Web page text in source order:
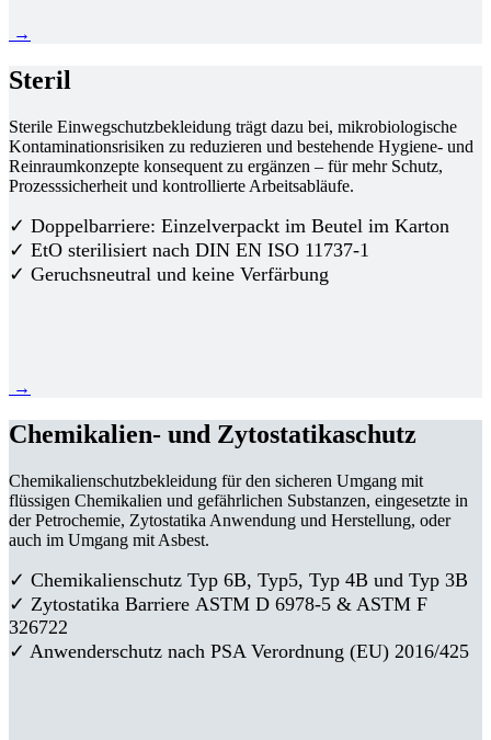
→
Steril
Sterile Einwegschutzbekleidung trägt dazu bei, mikrobiologische
Kontaminationsrisiken zu reduzieren und bestehende Hygiene- und
Reinraumkonzepte konsequent zu ergänzen – für mehr Schutz,
Prozesssicherheit und kontrollierte Arbeitsabläufe.
✓ Doppelbarriere: Einzelverpackt im Beutel im Karton
✓ EtO sterilisiert nach DIN EN ISO 11737-1
✓ Geruchsneutral und keine Verfärbung
→
Chemikalien- und Zytostatikaschutz
Chemikalienschutzbekleidung für den sicheren Umgang mit
flüssigen Chemikalien und gefährlichen Substanzen, eingesetzte in
der Petrochemie, Zytostatika Anwendung und Herstellung, oder
auch im Umgang mit Asbest.
✓ Chemikalienschutz Typ 6B, Typ5, Typ 4B und Typ 3B
✓ Zytostatika Barriere ASTM D 6978-5 & ASTM F
326722
✓ Anwenderschutz nach PSA Verordnung (EU) 2016/425